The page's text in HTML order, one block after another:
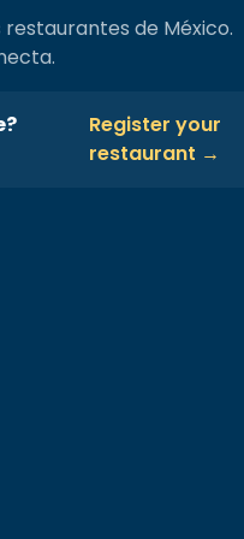
de México.
Register your
restaurant →